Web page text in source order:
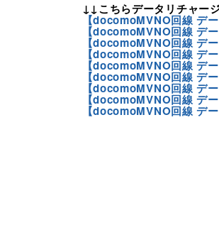
↓↓こちらデータリチャー
【docomoMVNO回線 デ
【docomoMVNO回線 デ
【docomoMVNO回線 デ
【docomoMVNO回線 デ
【docomoMVNO回線 デ
【docomoMVNO回線 デ
【docomoMVNO回線 デ
【docomoMVNO回線 デ
【docomoMVNO回線 デ